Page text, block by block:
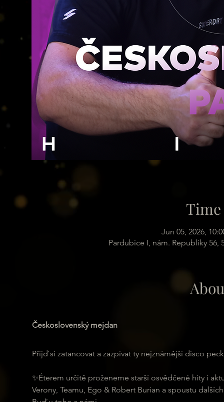
Jun 05, 2026,
Pardubice I, nám. Republiky 56,
Československý mejdan
Přijď si zatancovat a zazpívat ty nejznámější disco
✨Éterem určitě proženeme starší osvědčené hity i
Verony, Teamu, Ego & Robert Burian a spoustu